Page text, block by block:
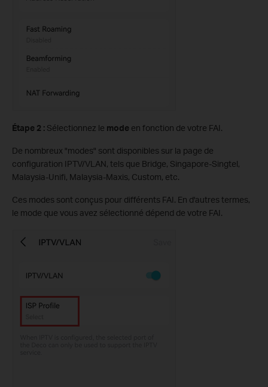
Étape 2 : Sélectionnez le mode en fonction de votre FAI.
De nombreux "modes" sont disponibles sur la page de
configuration IPTV/VLAN, tels que Bridge, Singapore-Singtel,
Malaysia-Unifi, Malaysia-Maxis, Custom, etc.
Ces modes sont conçus pour différents FAI. En d'autres termes,
le mode que vous avez sélectionné dépend de votre FAI.